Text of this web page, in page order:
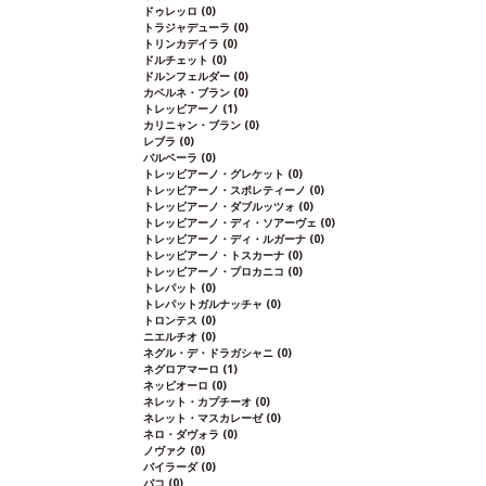
ドゥレッロ (0)
トラジャデューラ (0)
トリンカデイラ (0)
ドルチェット (0)
ドルンフェルダー (0)
カベルネ・ブラン (0)
トレッビアーノ (1)
カリニャン・ブラン (0)
レブラ (0)
バルベーラ (0)
トレッビアーノ・グレケット (0)
トレッビアーノ・スポレティーノ (0)
トレッビアーノ・ダブルッツォ (0)
トレッビアーノ・ディ・ソアーヴェ (0)
トレッビアーノ・ディ・ルガーナ (0)
トレッビアーノ・トスカーナ (0)
トレッビアーノ・プロカニコ (0)
トレパット (0)
トレパットガルナッチャ (0)
トロンテス (0)
ニエルチオ (0)
ネグル・デ・ドラガシャニ (0)
ネグロアマーロ (1)
ネッビオーロ (0)
ネレット・カプチーオ (0)
ネレット・マスカレーゼ (0)
ネロ・ダヴォラ (0)
ノヴァク (0)
バイラーダ (0)
バコ (0)